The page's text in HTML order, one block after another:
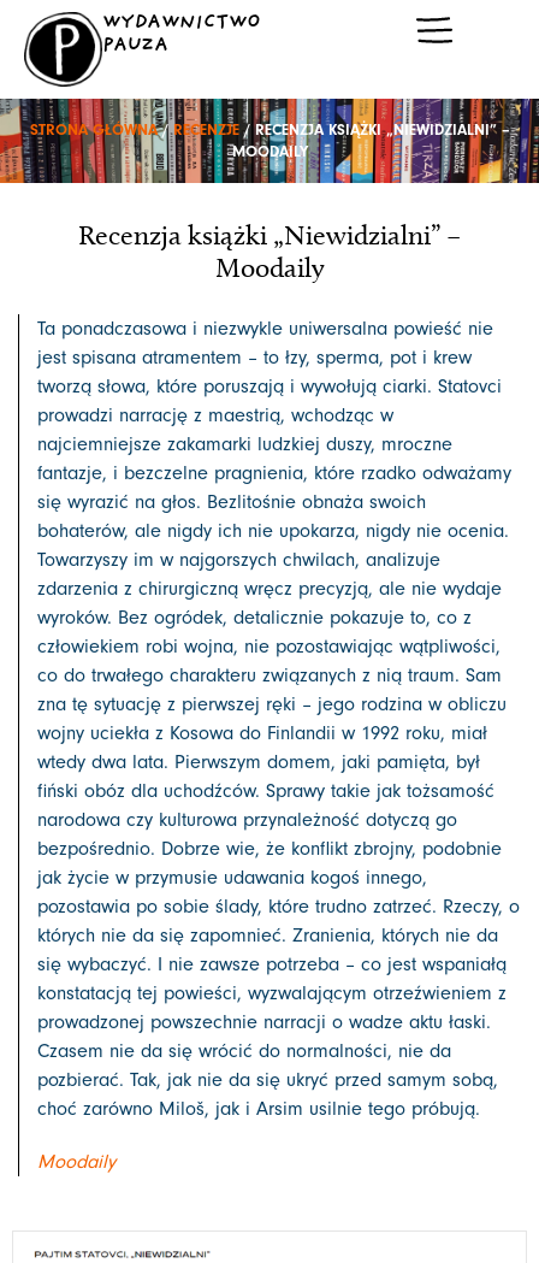
Przejdź
treści
WYDAWNICTWO
PAUZA
STRONA GŁÓWNA/RECENZJE/ RECENZJA KSIĄŻKI „NIEWIDZIALNI” –
MOODAILY
Recenzja książki „Niewidzialni” –
Moodaily
Ta ponadczasowa i niezwykle uniwersalna powieść nie
jest spisana atramentem – to łzy, sperma, pot i krew
tworzą słowa, które poruszają i wywołują ciarki. Statovci
prowadzi narrację z maestrią, wchodząc w
najciemniejsze zakamarki ludzkiej duszy, mroczne
fantazje, i bezczelne pragnienia, które rzadko odważamy
się wyrazić na głos. Bezlitośnie obnaża swoich
bohaterów, ale nigdy ich nie upokarza, nigdy nie ocenia.
Towarzyszy im w najgorszych chwilach, analizuje
zdarzenia z chirurgiczną wręcz precyzją, ale nie wydaje
wyroków. Bez ogródek, detalicznie pokazuje to, co z
człowiekiem robi wojna, nie pozostawiając wątpliwości,
co do trwałego charakteru związanych z nią traum. Sam
zna tę sytuację z pierwszej ręki – jego rodzina w obliczu
wojny uciekła z Kosowa do Finlandii w 1992 roku, miał
wtedy dwa lata. Pierwszym domem, jaki pamięta, był
fiński obóz dla uchodźców. Sprawy takie jak tożsamość
narodowa czy kulturowa przynależność dotyczą go
bezpośrednio. Dobrze wie, że konflikt zbrojny, podobnie
jak życie w przymusie udawania kogoś innego,
pozostawia po sobie ślady, które trudno zatrzeć. Rzeczy, o
których nie da się zapomnieć. Zranienia, których nie da
się wybaczyć. I nie zawsze potrzeba – co jest wspaniałą
konstatacją tej powieści, wyzwalającym otrzeźwieniem z
prowadzonej powszechnie narracji o wadze aktu łaski.
Czasem nie da się wrócić do normalności, nie da
pozbierać. Tak, jak nie da się ukryć przed samym sobą,
choć zarówno Miloš, jak i Arsim usilnie tego próbują.
Moodaily